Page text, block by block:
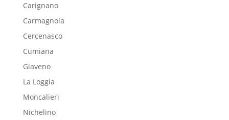
Carignano
Carmagnola
Cercenasco
Cumiana
Giaveno
La Loggia
Moncalieri
Nichelino